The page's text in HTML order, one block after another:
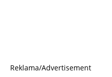
Reklama/Advertisement